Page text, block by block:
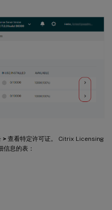
> 查看特定许可证。 Citrix Licensing
息的表：